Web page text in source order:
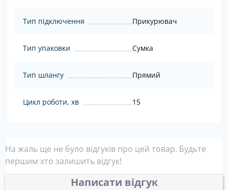
Тип підключення Прикурювач
Тип упаковки Сумка
Тип шлангу Прямий
Цикл роботи, хв 15
На жаль ще не було відгуків про цей товар. Будьте
першим хто залишить відгук!
Написати відгук